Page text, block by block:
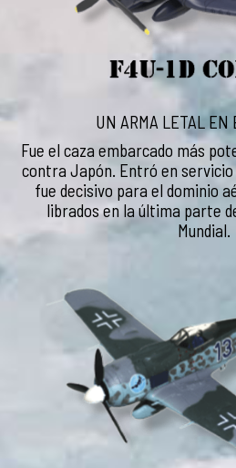
UN ARMA LETAL EN
Fue el caza embarcado más
contra Japón. Entró en servicio
fue decisivo para el dominio
librados en la última parte
Mundial.